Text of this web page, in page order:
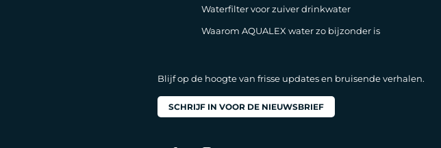
Waterfilter voor zuiver drinkwater
Waarom AQUALEX water zo bijzonder is
Blijf op de hoogte van frisse updates en bruisende verhalen.
SCHRIJF IN VOOR DE NIEUWSBRIEF